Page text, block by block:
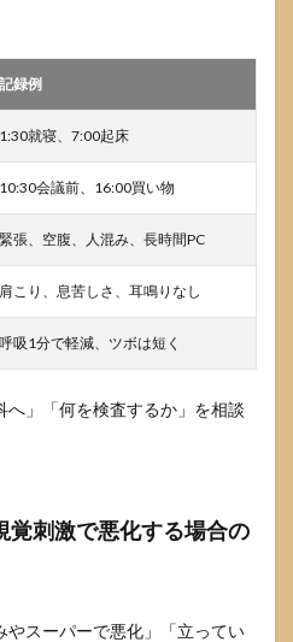
記録例
1:30就寝、7:00起床
10:30会議前、16:00買い物
緊張、空腹、人混み、長時間PC
肩こり、息苦しさ、耳鳴りなし
呼吸1分で軽減、ツボは短く
へ」「何を検査するか」を相談
覚刺激で悪化する場合の
やスーパーで悪化」「立ってい